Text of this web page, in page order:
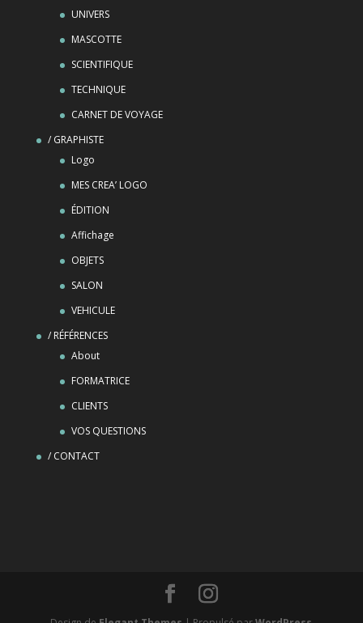
UNIVERS
MASCOTTE
SCIENTIFIQUE
TECHNIQUE
CARNET DE VOYAGE
/ GRAPHISTE
Logo
MES CREA’ LOGO
ÉDITION
Affichage
OBJETS
SALON
VEHICULE
/ RÉFÉRENCES
About
FORMATRICE
CLIENTS
VOS QUESTIONS
/ CONTACT